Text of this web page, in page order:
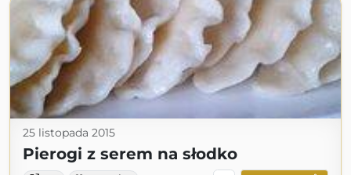
25 listopada 2015
Pierogi z serem na słodko